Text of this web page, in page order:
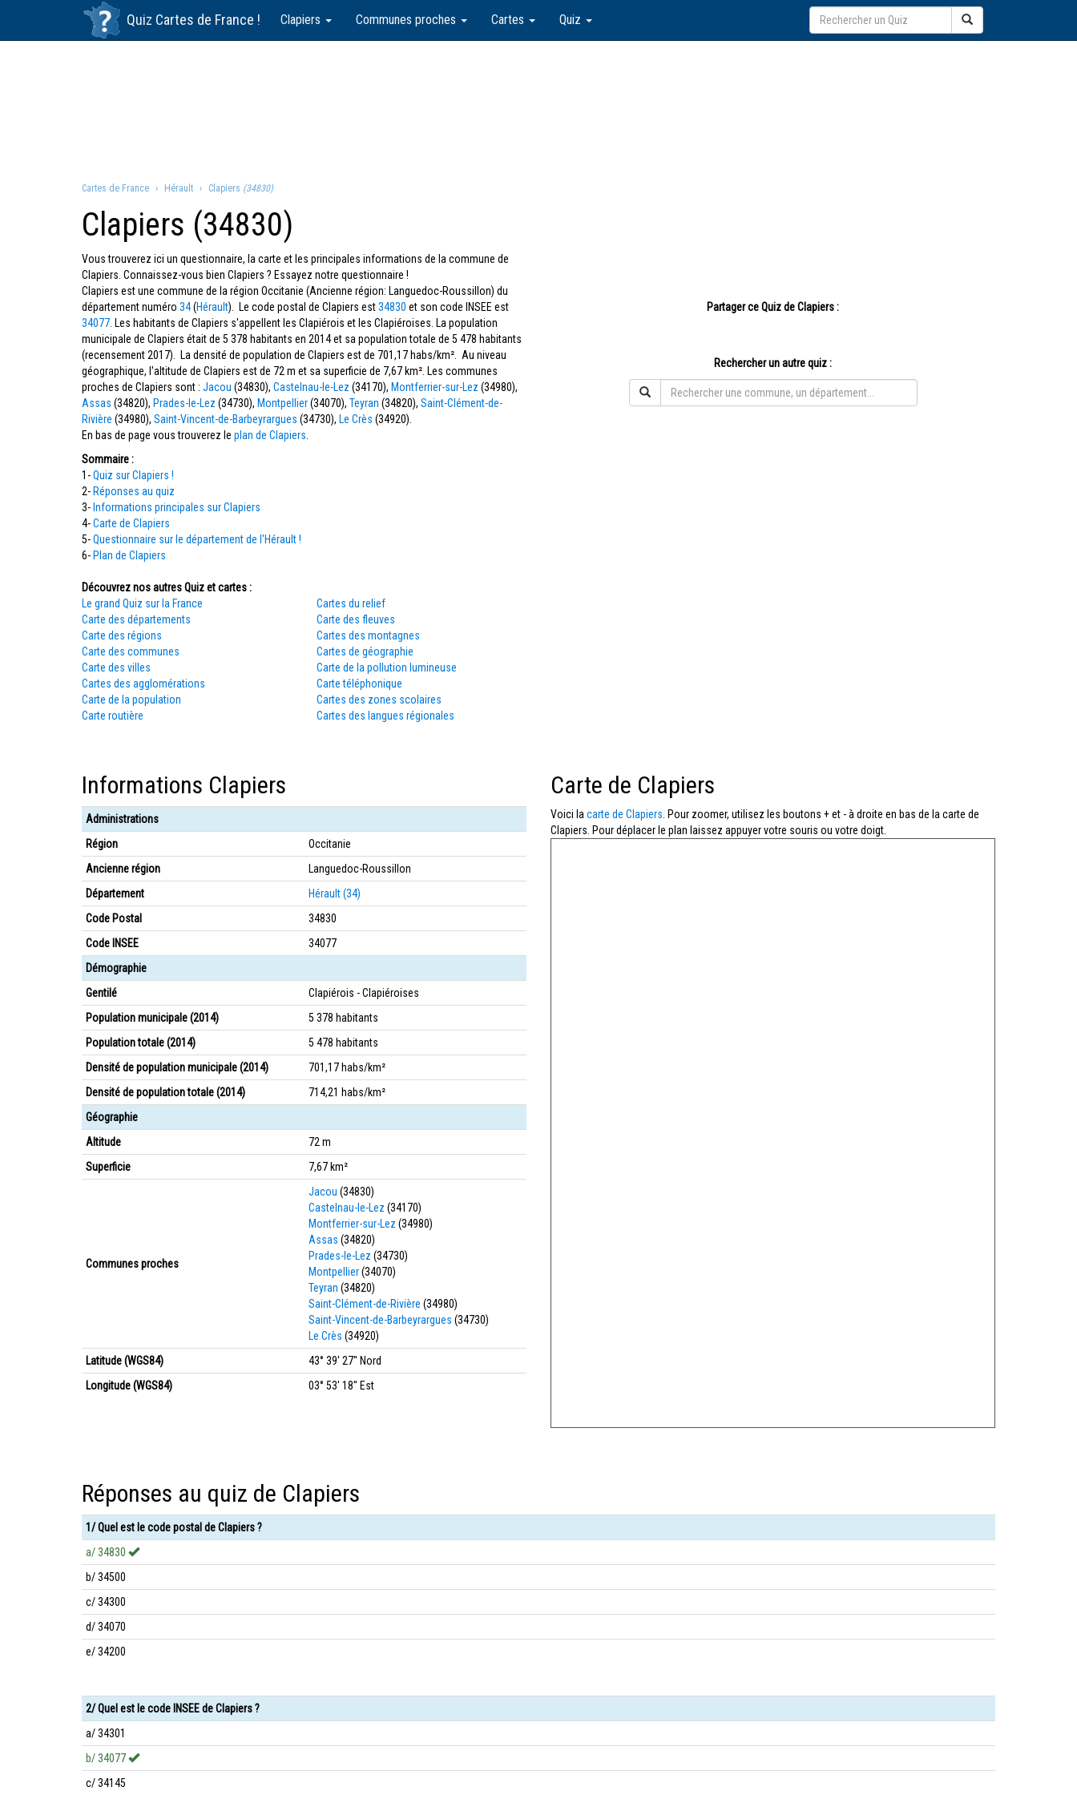
Quiz Cartes de France ! Clapiers Communes proches Cartes Quiz
Cartes de France Hérault Clapiers (34830)
Clapiers (34830)
Vous trouverez ici un questionnaire, la carte et les principales informations de la commune de
Clapiers. Connaissez-vous bien Clapiers ? Essayez notre questionnaire !
Clapiers est une commune de la région Occitanie (Ancienne région: Languedoc-Roussillon) du
département numéro 34(Hérault). Le code postal de Clapiers est34830 et son code INSEE est
34077 . Les habitants de Clapiers s'appellent les Clapiérois et les Clapiéroises. La population
municipale de Clapiers était de 5 378 habitants en 2014 et sa population totale de 5 478 habitants
(recensement 2017). La densité de population de Clapiers est de 701,17 habs/km². Au niveau
géographique, l'altitude de Clapiers est de 72 m et sa superficie de 7,67 km². Les communes
proches de Clapiers sont : Jacou (34830), Castelnau-le-Lez (34170), Montferrier-sur-Lez (34980),
Assas (34820), Prades-le-Lez (34730), Montpellier(34070), Teyran (34820), Saint-Clément-de-
Rivière (34980), Saint-Vincent-de-Barbeyrargues (34730), Le Crès (34920).
En bas de page vous trouverez le plan de Clapiers
Sommaire :
1-Quiz sur Clapiers !
2- Réponses au quiz
3- Informations principales sur Clapiers
4-Carte de Clapiers
5-Questionnaire sur le département de l'Hérault !
6- Plan de Clapiers
Découvrez nos autres Quiz et cartes :
Le grand Quiz sur la France
Carte des départements
Carte des régions
Carte des communes
Carte des villes
Cartes des agglomérations
Carte de la population
Carte routière
Cartes du relief
Carte des fleuves
Cartes des montagnes
Cartes de géographie
Carte de la pollution lumineuse
Carte téléphonique
Cartes des zones scolaires
Cartes des langues régionales
Partager ce Quiz de Clapiers :
Rechercher un autre quiz :
Informations Clapiers
Administrations
Région
Occitanie
Ancienne région
Languedoc-Roussillon
Département
Hérault (34)
Code Postal
34830
Code INSEE
34077
Démographie
Gentilé
Clapiérois - Clapiéroises
Population municipale (2014)
5 378 habitants
Population totale (2014)
5 478 habitants
Densité de population municipale (2014)
701,17 habs/km²
Densité de population totale (2014)
714,21 habs/km²
Géographie
Altitude
72 m
Superficie
7,67 km²
Communes proches
Jacou (34830)
Castelnau-le-Lez (34170)
Montferrier-sur-Lez (34980)
Assas (34820)
Prades-le-Lez (34730)
Montpellier(34070)
Teyran (34820)
Saint-Clément-de-Rivière (34980)
Saint-Vincent-de-Barbeyrargues (34730)
Le Crès (34920)
Latitude (WGS84)
43° 39' 27'' Nord
Longitude (WGS84)
03° 53' 18'' Est
Carte de Clapiers
Voici la carte de Clapiers . Pour zoomer, utilisez les boutons + et - à droite en bas de la carte de
Clapiers. Pour déplacer le plan laissez appuyer votre souris ou votre doigt.
Réponses au quiz de Clapiers
1/ Quel est le code postal de Clapiers ?
a/ 34830
b/ 34500
c/ 34300
d/ 34070
e/ 34200
2/ Quel est le code INSEE de Clapiers ?
a/ 34301
b/ 34077
c/ 34145